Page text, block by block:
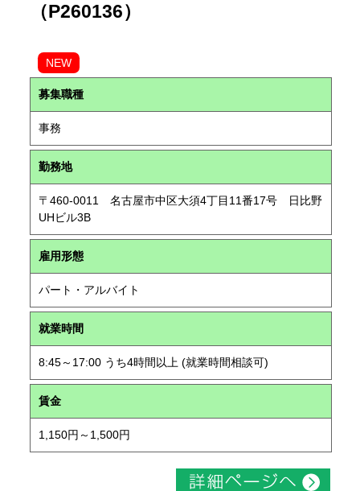
（P260136）
NEW
募集職種
事務
勤務地
〒460-0011 名古屋市中区大須4丁目11番17号 日比野
UHビル3B
雇用形態
パート・アルバイト
就業時間
8:45～17:00 うち4時間以上 (就業時間相談可)
賃金
1,150円～1,500円